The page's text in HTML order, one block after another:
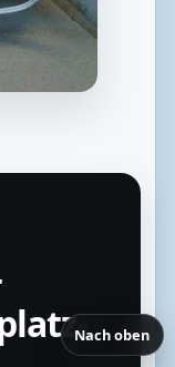
Nach oben